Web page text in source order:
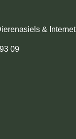
& Internet
09